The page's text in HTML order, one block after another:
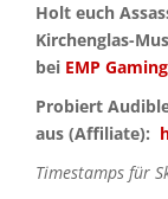
Holt euch
Kirchenglas-
bei EMP Gaming
Probiert
aus (Affiliate):
Timestamps für